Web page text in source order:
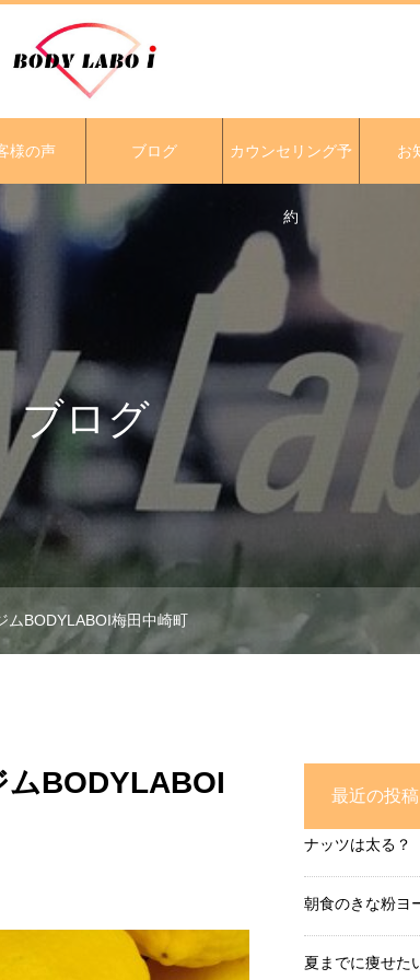
様の声 ブログ カウンセリング予
約
お
ブログ
ムBODYLABOI梅田中崎町
ムBODYLABOI
最近の投稿
ナッツは太る？
朝食のきな粉ヨ
夏までに痩せた